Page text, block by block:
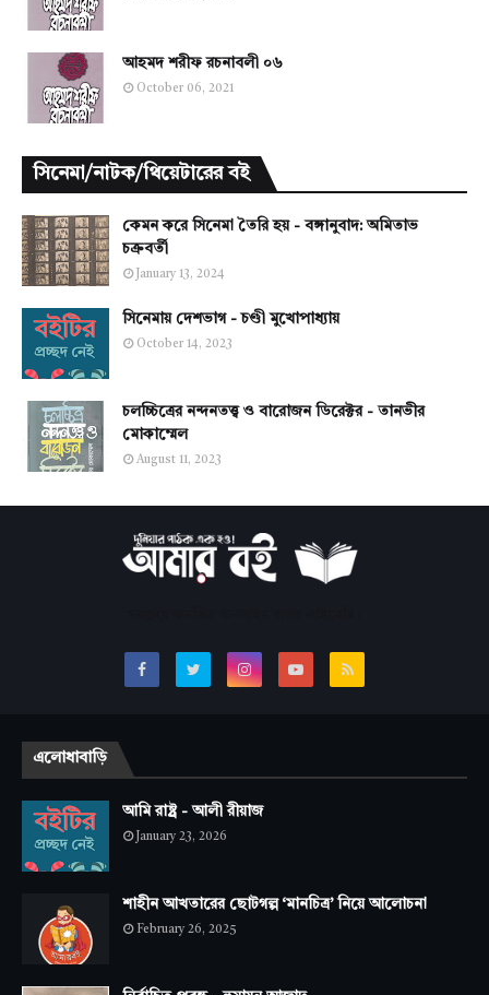
আহমদ শরীফ রচনাবলী ০৬
October 06, 2021
সিনেমা/নাটক/থিয়েটারের বই
কেমন করে সিনেমা তৈরি হয় - বঙ্গানুবাদ: অমিতাভ
চক্রবর্তী
January 13, 2024
সিনেমায় দেশভাগ - চণ্ডী মুখোপাধ্যায়
October 14, 2023
চলচ্চিত্রের নন্দনতত্ত্ব ও বারোজন ডিরেক্টর - তানভীর
মোকাম্মেল
August 11, 2023
এলোধাবাড়ি
আমি রাষ্ট্র - আলী রীয়াজ
January 23, 2026
শাহীন আখতারের ছোটগল্প ‘মানচিত্র’ নিয়ে আলোচনা
February 26, 2025